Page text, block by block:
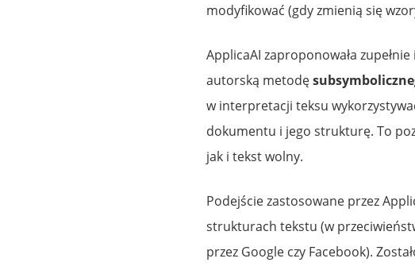
modyfikować (gdy zmienią się
ApplicaAI zaproponowała
autorską metodę
w interpretacji teksu
dokumentu i jego strukturę. To
jak i tekst wolny.
Podejście zastosowane przez
strukturach tekstu (w
przez Google czy Facebook).